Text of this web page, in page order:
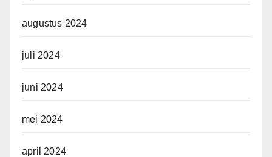
augustus 2024
juli 2024
juni 2024
mei 2024
april 2024